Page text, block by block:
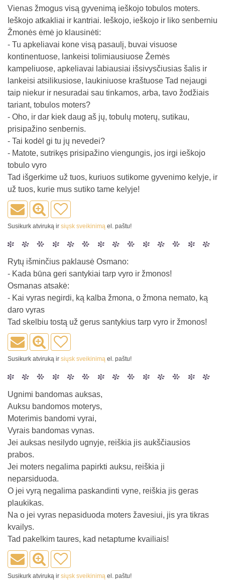
Vienas žmogus visą gyvenimą ieškojo tobulos moters.
Ieškojo atkakliai ir kantriai. Ieškojo, ieškojo ir liko senberniu
Žmonės ėmė jo klausinėti:
- Tu apkeliavai kone visą pasaulį, buvai visuose
kontinentuose, lankeisi tolimiausiuose Žemės
kampeliuose, apkeliavai labiausiai išsivysčiusias šalis ir
lankeisi atsilikusiose, laukiniuose kraštuose Tad nejaugi
taip niekur ir nesuradai sau tinkamos, arba, tavo žodžiais
tariant, tobulos moters?
- Oho, ir dar kiek daug aš jų, tobulų moterų, sutikau,
prisipažino senbernis.
- Tai kodėl gi tu jų nevedei?
- Matote, sutrikęs prisipažino viengungis, jos irgi ieškojo
tobulo vyro
Tad išgerkime už tuos, kuriuos sutikome gyvenimo kelyje, ir
už tuos, kurie mus sutiko tame kelyje!
Susikurk atviruką ir siųsk sveikinimą el. paštu!
Rytų išminčius paklausė Osmano:
- Kada būna geri santykiai tarp vyro ir žmonos!
Osmanas atsakė:
- Kai vyras negirdi, ką kalba žmona, o žmona nemato, ką
daro vyras
Tad skelbiu tostą už gerus santykius tarp vyro ir žmonos!
Susikurk atviruką ir siųsk sveikinimą el. paštu!
Ugnimi bandomas auksas,
Auksu bandomos moterys,
Moterimis bandomi vyrai,
Vyrais bandomas vynas.
Jei auksas nesilydo ugnyje, reiškia jis aukščiausios
prabos.
Jei moters negalima papirkti auksu, reiškia ji
neparsiduoda.
O jei vyrą negalima paskandinti vyne, reiškia jis geras
plaukikas.
Na o jei vyras nepasiduoda moters žavesiui, jis yra tikras
kvailys.
Tad pakelkim taures, kad netaptume kvailiais!
Susikurk atviruką ir siųsk sveikinimą el. paštu!